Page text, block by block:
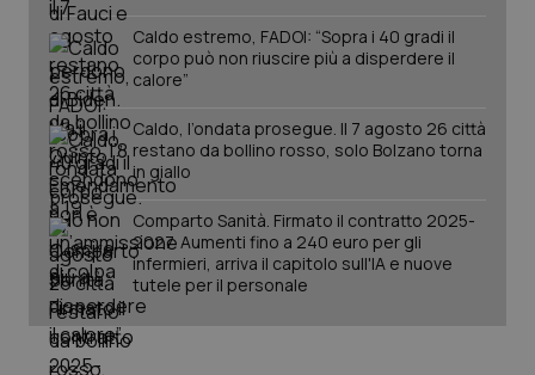
Quotidiano Chirurgia
Quotidiano Oncologia
Quotidiano Pediatria
Rene & patologie urogenitali
Salute orale & impianti
Sangue & coagulazione
Caldo estremo, FADOI: “Sopra i 40 gradi il
corpo può non riuscire più a disperdere il
calore”
Caldo, l’ondata prosegue. Il 7 agosto 26 città
restano da bollino rosso, solo Bolzano torna
in giallo
Comparto Sanità. Firmato il contratto 2025-
2027. Aumenti fino a 240 euro per gli
infermieri, arriva il capitolo sull'IA e nuove
tutele per il personale
CookieScriptConsent
CookieScript